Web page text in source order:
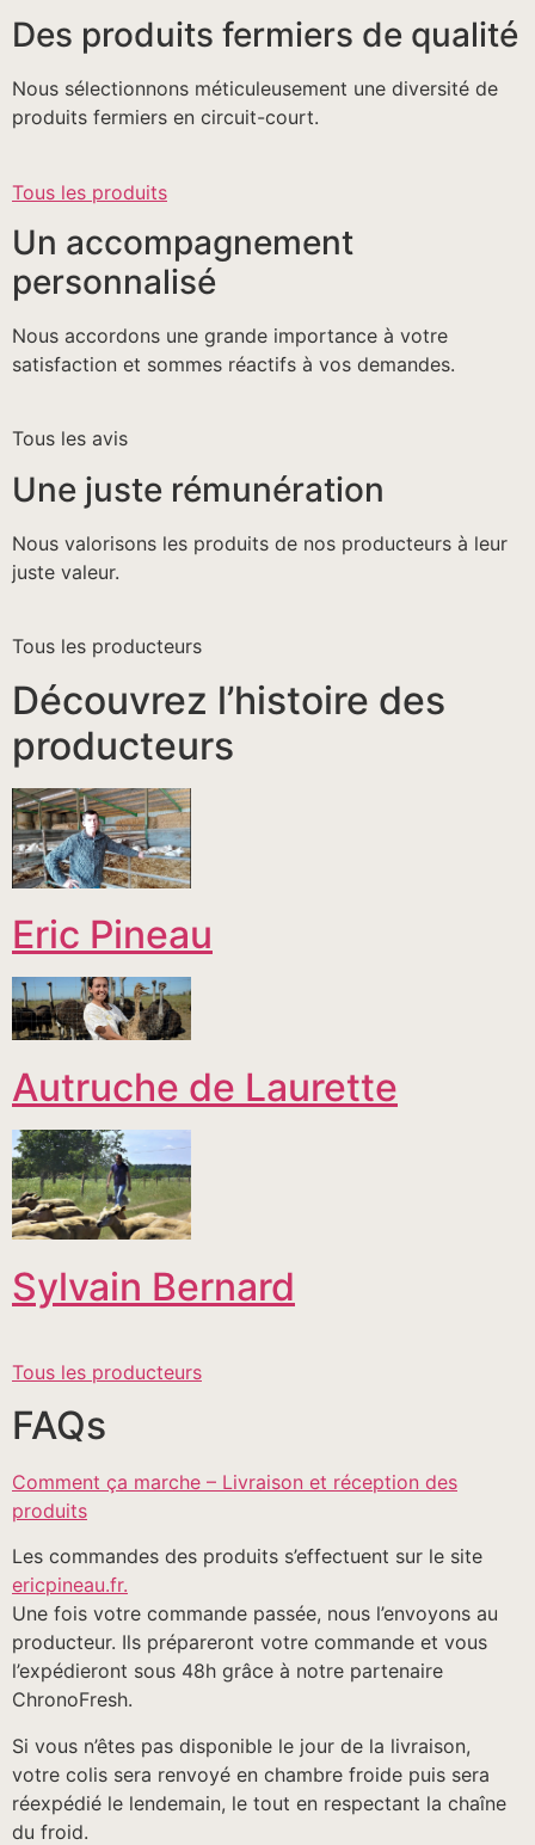
Des produits fermiers de qualité
Nous sélectionnons méticuleusement une diversité de
produits fermiers en circuit-court.
Tous les produits
Un accompagnement
personnalisé
Nous accordons une grande importance à votre
satisfaction et sommes réactifs à vos demandes.
Tous les avis
Une juste rémunération
Nous valorisons les produits de nos producteurs à leur
juste valeur.
Tous les producteurs
Découvrez l’histoire des
producteurs
Eric Pineau
Autruche de Laurette
Sylvain Bernard
Tous les producteurs
FAQs
Comment ça marche – Livraison et réception des
produits
Les commandes des produits s’effectuent sur le site
ericpineau.fr.
Une fois votre commande passée, nous l’envoyons au
producteur. Ils prépareront votre commande et vous
l’expédieront sous 48h grâce à notre partenaire
ChronoFresh.
Si vous n’êtes pas disponible le jour de la livraison,
votre colis sera renvoyé en chambre froide puis sera
réexpédié le lendemain, le tout en respectant la chaîne
du froid.